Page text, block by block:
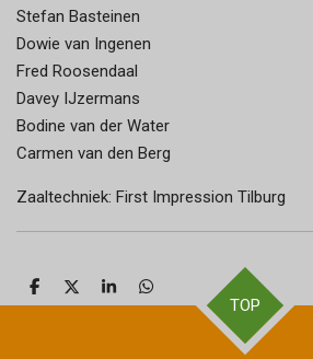
Stefan Basteinen
Dowie van Ingenen
Fred Roosendaal
Davey IJzermans
Bodine van der Water
Carmen van den Berg
Zaaltechniek: First Impression Tilburg
D
e
D
e
S
h
D
e
TOP